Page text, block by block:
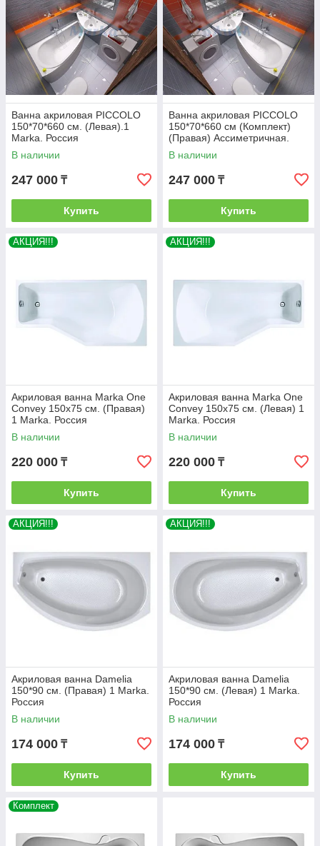
Ванна акриловая PICCOLO
150*70*660 см. (Левая).1
Marka. Россия
В наличии
247 000 ₸
Купить
Ванна акриловая PICCOLO
150*70*660 см (Комплект)
(Правая) Ассиметричная.
Угловая
В наличии
247 000 ₸
Купить
АКЦИЯ!!!
Акриловая ванна Marka One
Convey 150x75 см. (Правая)
1 Marka. Россия
В наличии
220 000 ₸
Купить
АКЦИЯ!!!
Акриловая ванна Marka One
Convey 150x75 см. (Левая) 1
Marka. Россия
В наличии
220 000 ₸
Купить
АКЦИЯ!!!
Акриловая ванна Damelia
150*90 см. (Правая) 1 Marka.
Россия
В наличии
174 000 ₸
Купить
АКЦИЯ!!!
Акриловая ванна Damelia
150*90 см. (Левая) 1 Marka.
Россия
В наличии
174 000 ₸
Купить
Комплект